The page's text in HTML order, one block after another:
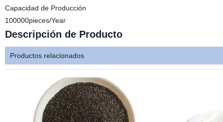
Capacidad de Producción
100000pieces/Year
Descripción de Producto
Productos relacionados